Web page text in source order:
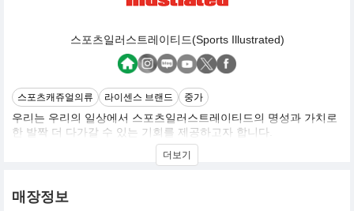
스포츠일러스트레이티드(Sports Illustrated)
스포츠캐쥬얼의류 라이센스 브랜드 중가
우리는 우리의 일상에서 스포츠일러스트레이티드의 명성과 가치로
한 발짝 더 다가갈 수 있는 기회를 제공하고자 합니다.
SI가 포착한 역사항 가장 위대한 순간을 바탕으로 방대한 스포츠의
하는 라이프스타일 패션을 제안합니다.
더보기
매장정보